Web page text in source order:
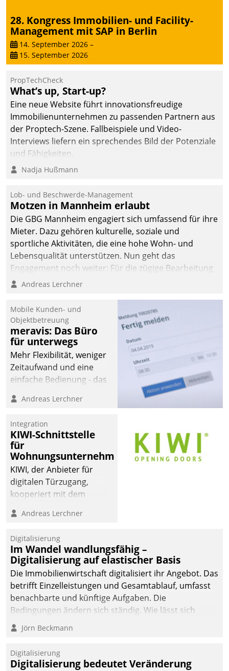
28. Kongress Immobilien- und Facility-
Management mit SAP in Berlin
14. September 2026 –
15. September 2026
PropTechCheck
What’s up, Start-up?
Eine neue Website führt innovationsfreudige
Immobilienunternehmen zu passenden Partnern aus
der Proptech-Szene. Fallbeispiele und Video-
Interviews liefern ein sprechendes Bild der Potenziale
und Fähigkeiten.
Nadja Hußmann
Lob- und Beschwerde-Management
Motzen in Mannheim erlaubt
Die GBG Mannheim engagiert sich umfassend für ihre
Mieter. Dazu gehören kulturelle, soziale und
sportliche Aktivitäten, die eine hohe Wohn- und
Lebensqualität unterstützen. Nun geht das
Engagement noch weiter: Für die zügige Bearbeitung
von Beschwerden – oder Lob – richtet das
und Beschwerde-Management einen eigenen Kanal
ein.
Andreas Lerchner
Mobile Kunden- und
Objektbetreuung
meravis: Das Büro
für unterwegs
Mehr Flexibilität, weniger
Zeitaufwand und eine
einfache Bedienung - das
Cockpit für mobile
Datatrain. Die meravis
Wohnungsbau- und
Immobilien GmbH hat
sich dabei für den Betrieb
der Lösung über die SAP
Cloud Platform
Unternehmen am
Andreas Lerchner
Integration
KIWI-Schnittstelle
für
Wohnungsunternehmen
KIWI, der Anbieter für
digitalen Türzugang,
kooperiert mit dem
Softwareentwicklungshaus
Andreas Lerchner
Digitalisierung
Im Wandel wandlungsfähig –
Digitalisierung auf elastischer Basis
Die Immobilienwirtschaft digitalisiert ihr Angebot. Das
betrifft Einzelleistungen und Gesamtablauf, umfasst
benachbarte und künftige Aufgaben. Die
Bedingungen ändern sich ständig. Wie lässt sich
technisch die Kontrolle wahren und zugleich Freiraum
fürs Wachsen öffnen?
Jörn Beckmann
Digitalisierung
Digitalisierung bedeutet Veränderung